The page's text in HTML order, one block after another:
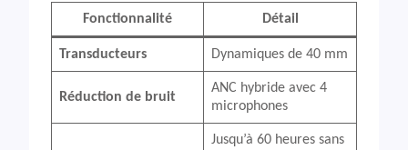
Fonctionnalité Détail
Transducteurs Dynamiques de 40 mm
Réduction de bruit
ANC hybride avec 4
microphones
Jusqu’à 60 heures sans